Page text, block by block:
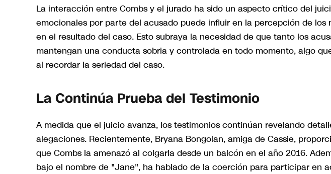
La interacción entre Combs y el jurado ha sido un aspecto crítico del
emocionales por parte del acusado puede influir en la percepción de los
en el resultado del caso. Esto subraya la necesidad de que tanto los
mantengan una conducta sobria y controlada en todo momento, algo
al recordar la seriedad del caso.
La Continúa Prueba del Testimonio
A medida que el juicio avanza, los testimonios continúan revelando
alegaciones. Recientemente, Bryana Bongolan, amiga de Cassie,
que Combs la amenazó al colgarla desde un balcón en el año 2016.
bajo el nombre de "Jane", ha hablado de la coerción para participar en